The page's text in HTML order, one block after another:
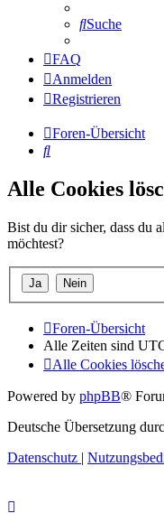
Suche
FAQ
Anmelden
Registrieren
Foren-Übersicht
Suche
Alle Cookies
Bist du dir sicher, dass du
möchtest?
Foren-Übersicht
Alle Zeiten sind
Alle Cookies
Powered by phpBB®
Deutsche Übersetzung
Datenschutz |